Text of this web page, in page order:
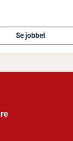
Se jobbet